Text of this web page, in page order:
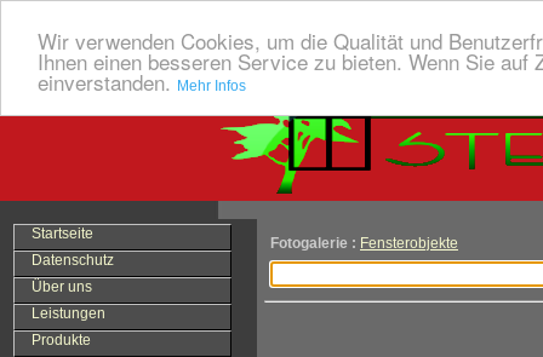
Wir verwenden Cookies, um die Qualität und
Ihnen einen besseren Service zu bieten. Wenn Sie
einverstanden. Mehr Infos
Startseite
Datenschutz
Über uns
Leistungen
Produkte
Fotogalerie : Fensterobjekte